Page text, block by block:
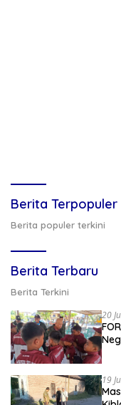
Berita Terpopuler
Berita populer terkini
Berita Terbaru
Berita Terkini
20
19